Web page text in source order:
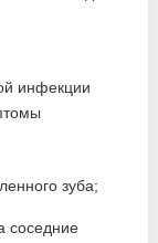
инфекции
зуба;
соседние